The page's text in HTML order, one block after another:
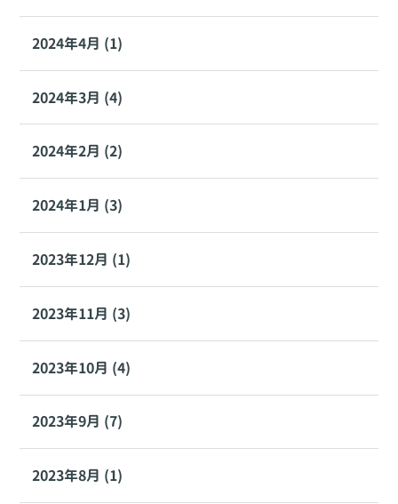
2024年4月 (1)
2024年3月 (4)
2024年2月 (2)
2024年1月 (3)
2023年12月 (1)
2023年11月 (3)
2023年10月 (4)
2023年9月 (7)
2023年8月 (1)